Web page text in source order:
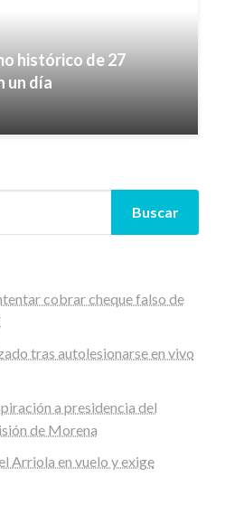
histórico de 27
un día
Buscar
cobrar cheque falso de
tras autolesionarse en vivo
a presidencia del
de Morena
Arriola en vuelo y exige